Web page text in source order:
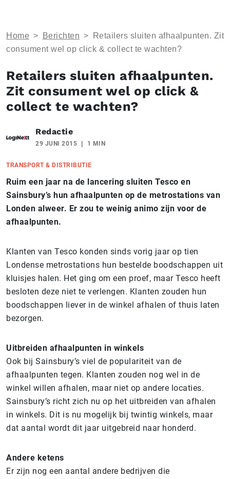
Home > Berichten >
Retailers sluiten afhaalpunten. Zit
consument wel op click & collect te wachten?
Retailers sluiten afhaalpunten.
Zit consument wel op click &
collect te wachten?
Redactie
29 JUNI 2015 1 MIN
TRANSPORT & DISTRIBUTIE
Ruim een jaar na de lancering sluiten Tesco en
Sainsbury’s hun afhaalpunten op de metrostations van
Londen alweer. Er zou te weinig animo zijn voor de
afhaalpunten.
Klanten van Tesco konden sinds vorig jaar op tien
Londense metrostations hun bestelde boodschappen uit
kluisjes halen. Het ging om een proef, maar Tesco heeft
besloten deze niet te verlengen. Klanten zouden hun
boodschappen liever in de winkel afhalen of thuis laten
bezorgen.
Uitbreiden afhaalpunten in winkels
Ook bij Sainsbury’s viel de populariteit van de
afhaalpunten tegen. Klanten zouden nog wel in de
winkel willen afhalen, maar niet op andere locaties.
Sainsbury’s richt zich nu op het uitbreiden van afhalen
in winkels. Dit is nu mogelijk bij twintig winkels, maar
dat aantal wordt dit jaar uitgebreid naar honderd.
Andere ketens
Er zijn nog een aantal andere bedrijven die